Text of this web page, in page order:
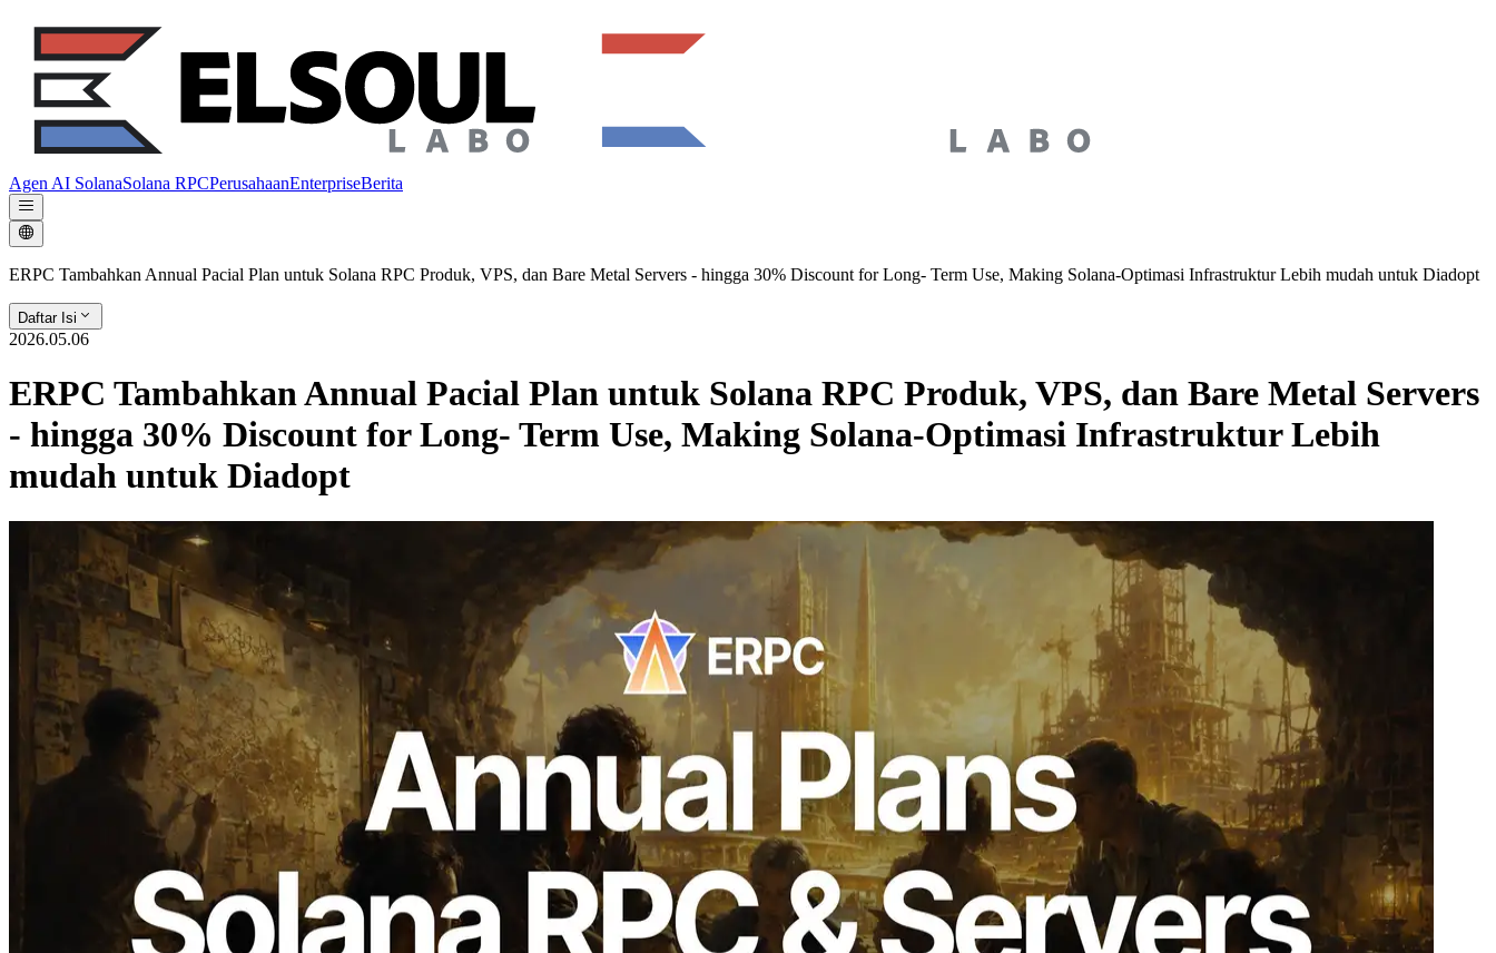
Agen AI SolanaSolana RPCPerusahaanEnterpriseBerita
ERPC Tambahkan Annual Pacial Plan untuk Solana RPC Produk, VPS, dan Bare Metal Servers - hingga 30% Discount for Long- Term Use, Making Solana-Optimasi Infrastruktur Lebih mudah untuk Diadopt
Daftar Isi
2026.05.06
ERPC Tambahkan Annual Pacial Plan untuk Solana RPC Produk, VPS, dan Bare Metal Servers
- hingga 30% Discount for Long- Term Use, Making Solana-Optimasi Infrastruktur Lebih
mudah untuk Diadopt